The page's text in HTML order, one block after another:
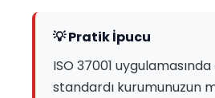
💡 Pratik İpucu
ISO 37001
standardı kurumunuzun